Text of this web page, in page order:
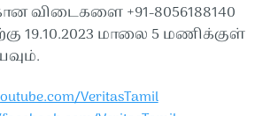
விடைகளை +91-8056188140
19.10.2023 மாலை 5 மணிக்குள்
VeritasTamil​​